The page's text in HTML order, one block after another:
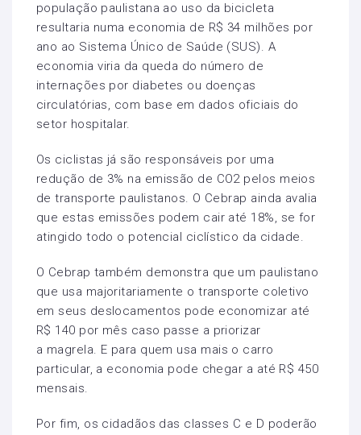
população paulistana ao uso da bicicleta
resultaria numa economia de R$ 34 milhões por
ano ao Sistema Único de Saúde (SUS). A
economia viria da queda do número de
internações por diabetes ou doenças
circulatórias, com base em dados oficiais do
setor hospitalar.
Os ciclistas já são responsáveis por uma
redução de 3% na emissão de CO2 pelos meios
de transporte paulistanos. O Cebrap ainda avalia
que estas emissões podem cair até 18%, se for
atingido todo o potencial ciclístico da cidade.
O Cebrap também demonstra que um paulistano
que usa majoritariamente o transporte coletivo
em seus deslocamentos pode economizar até
R$ 140 por mês caso passe a priorizar
a magrela. E para quem usa mais o carro
particular, a economia pode chegar a até R$ 450
mensais.
Por fim, os cidadãos das classes C e D poderão